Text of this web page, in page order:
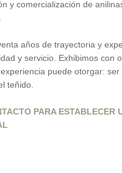
y comercialización de
años de trayectoria y
y servicio. Exhibimos con
puede otorgar:
teñido.
PARA ESTABLECER